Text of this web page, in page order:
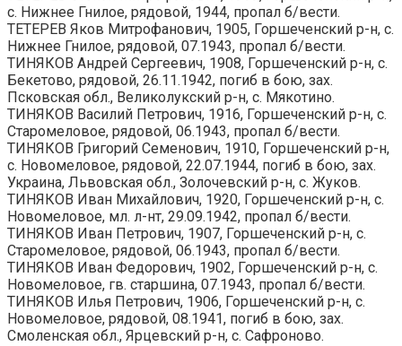
с. Нижнее Гнилое, рядовой, 1944, пропал б/вести.
ТЕТЕРЕВ Яков Митрофанович, 1905, Горшеченский р-н, с.
Нижнее Гнилое, рядовой, 07.1943, пропал б/вести.
ТИНЯКОВ Андрей Сергеевич, 1908, Горшеченский р-н, с.
Бекетово, рядовой, 26.11.1942, погиб в бою, зах.
Псковская обл., Великолукский р-н, с. Мякотино.
ТИНЯКОВ Василий Петрович, 1916, Горшеченский р-н, с.
Старомеловое, рядовой, 06.1943, пропал б/вести.
ТИНЯКОВ Григорий Семенович, 1910, Горшеченский р-н,
с. Новомеловое, рядовой, 22.07.1944, погиб в бою, зах.
Украина, Львовская обл., Золочевский р-н, с. Жуков.
ТИНЯКОВ Иван Михайлович, 1920, Горшеченский р-н, с.
Новомеловое, мл. л-нт, 29.09.1942, пропал б/вести.
ТИНЯКОВ Иван Петрович, 1907, Горшеченский р-н, с.
Старомеловое, рядовой, 06.1943, пропал б/вести.
ТИНЯКОВ Иван Федорович, 1902, Горшеченский р-н, с.
Новомеловое, гв. старшина, 07.1943, пропал б/вести.
ТИНЯКОВ Илья Петрович, 1906, Горшеченский р-н, с.
Новомеловое, рядовой, 08.1941, погиб в бою, зах.
Смоленская обл., Ярцевский р-н, с. Сафроново.